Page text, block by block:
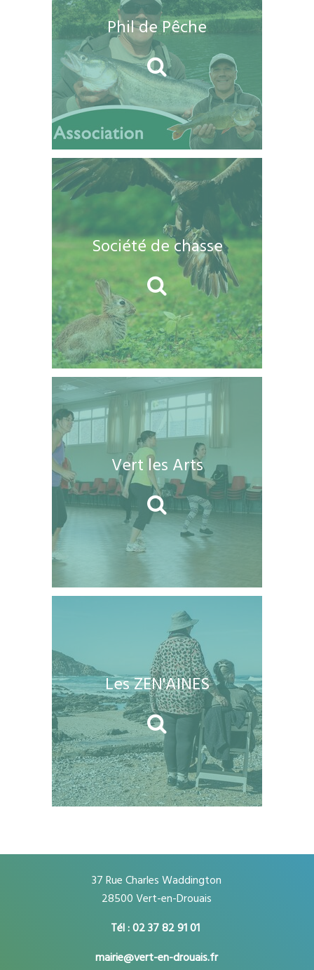
Phil de Pêche
Société de chasse
Vert les Arts
Les ZEN'AINES
37 Rue Charles Waddington
28500 Vert-en-Drouais
Tél : 02 37 82 91 01
mairie@vert-en-drouais.fr